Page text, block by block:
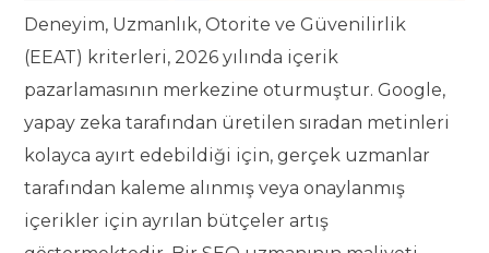
Deneyim, Uzmanlık, Otorite ve Güvenilirlik
(EEAT) kriterleri, 2026 yılında içerik
pazarlamasının merkezine oturmuştur. Google,
yapay zeka tarafından üretilen sıradan metinleri
kolayca ayırt edebildiği için, gerçek uzmanlar
tarafından kaleme alınmış veya onaylanmış
içerikler için ayrılan bütçeler artış